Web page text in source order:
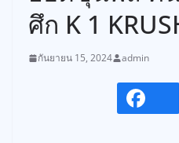
ศึก K 1
กันยายน 15, 2024 admin